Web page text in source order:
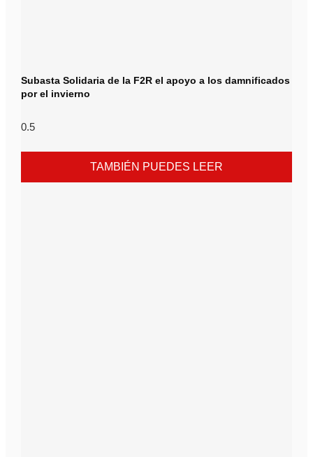
Subasta Solidaria de la F2R el apoyo a los damnificados
por el invierno
TAMBIÉN PUEDES LEER